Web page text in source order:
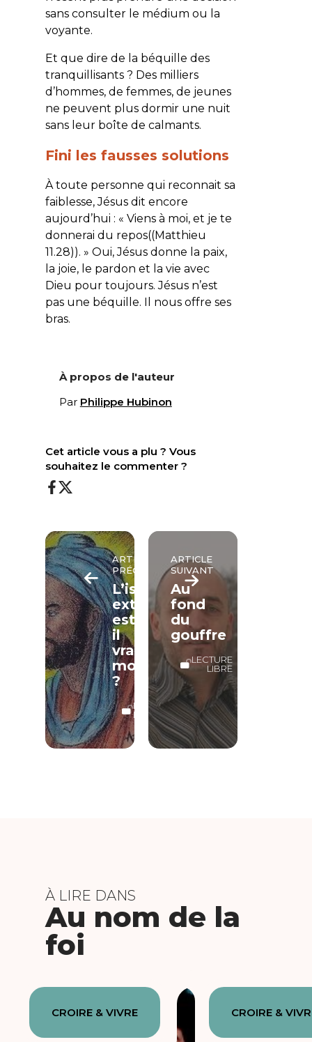
sans consulter le médium ou la
voyante.
Et que dire de la béquille des
tranquillisants ? Des milliers
d’hommes, de femmes, de jeunes
ne peuvent plus dormir une nuit
sans leur boîte de calmants.
Fini les fausses solutions
À toute personne qui reconnait sa
faiblesse, Jésus dit encore
aujourd’hui : « Viens à moi, et je te
donnerai du repos((Matthieu
11.28)). » Oui, Jésus donne la paix,
la joie, le pardon et la vie avec
Dieu pour toujours. Jésus n’est
pas une béquille. Il nous offre ses
bras.
À propos de l'auteur
Par Philippe Hubinon
Cet article vous a plu ? Vous
souhaitez le commenter ?
ARTICLE
PRÉCÉDENT
L’islam
extrémiste
est-
il
vraiment
monothéiste
?
LECTURE
LIBRE
ARTICLE
SUIVANT
Au
fond
du
gouffre
LECTURE
LIBRE
À LIRE DANS
Au nom de la
foi
CROIRE & VIVRE CROIRE &